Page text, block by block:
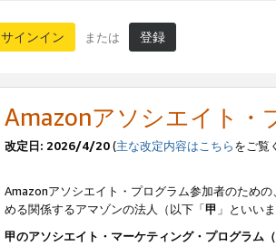
サインイン または 登録
Amazonアソシエイト・
改定日: 2026/4/20(主な改定内容はこちらをご覧
Amazonアソシエイト・プログラム参加者のため
める関係するアマゾンの法人（以下「甲 」といい
甲のアソシエイト・マーケティング・プログラム